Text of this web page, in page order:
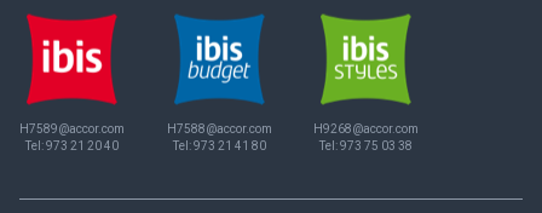
H7589@accor.com
Tel:973 21 20 40
H7588@accor.com
Tel:973 21 41 80
H9268@accor.com
Tel:973 75 03 38